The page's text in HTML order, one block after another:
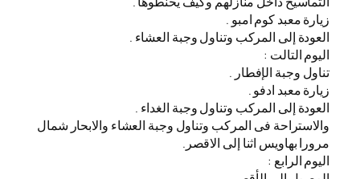
زيارة معبد كوم امبو .
العودة إلى المركب وتناول وجبة العشاء .
اليوم التالت :
تناول وجبة الإفطار .
زيارة معبد ادفو .
العودة إلى المركب وتناول وجبة الغداء .
والاستراحة فى المركب وتناول وجبة العشاء والابحار شمال
مرورا بهاويس اثنا إلى الاقصر.
اليوم الرابع :